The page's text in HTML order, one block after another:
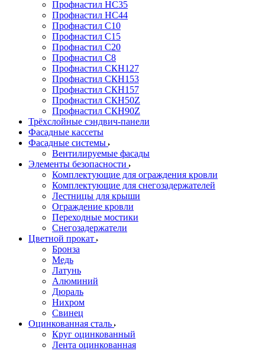
Профнастил НС35
Профнастил НС44
Профнастил С10
Профнастил С15
Профнастил С20
Профнастил С8
Профнастил СКН127
Профнастил СКН153
Профнастил СКН157
Профнастил СКН50Z
Профнастил СКН90Z
Трёхслойные сэндвич-панели
Фасадные кассеты
Фасадные системы
Вентилируемые фасады
Элементы безопасности
Комплектующие для ограждения кровли
Комплектующие для снегозадержателей
Лестницы для крыши
Ограждение кровли
Переходные мостики
Снегозадержатели
Цветной прокат
Бронза
Медь
Латунь
Алюминий
Дюраль
Нихром
Свинец
Оцинкованная сталь
Круг оцинкованный
Лента оцинкованная